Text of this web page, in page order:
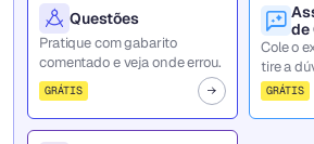
Questões
Pratique com gabarito
comentado e veja onde errou.
GRÁTIS
de
Cole o
tire a
GRÁTIS